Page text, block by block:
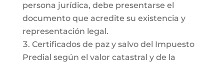
persona jurídica, debe presentarse el
documento que acredite su existencia y
representación legal.
Certificados de paz y salvo del Impuesto
Predial según el valor catastral y de la